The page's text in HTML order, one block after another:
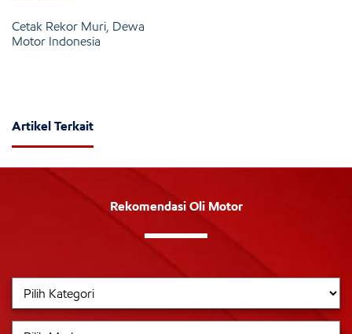
Cetak Rekor Muri, Dewa
Motor Indonesia
Artikel Terkait
Rekomendasi Oli Motor